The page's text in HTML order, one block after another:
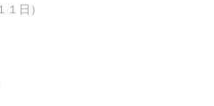
日）